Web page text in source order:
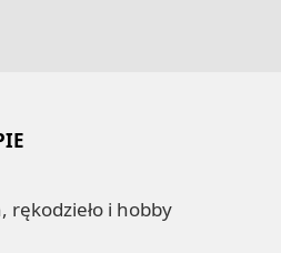
rękodzieło i hobby